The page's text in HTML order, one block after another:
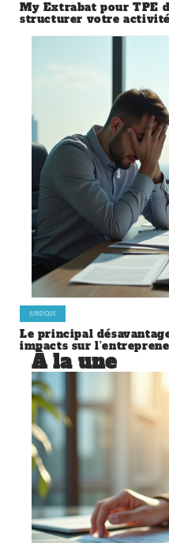
My Extrabat pour TPE
structurer votre activité
JURIDIQUE
Le principal
impacts sur
À la une